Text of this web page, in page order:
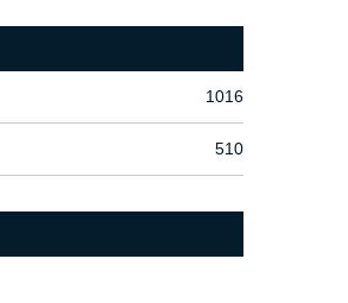
1016
510